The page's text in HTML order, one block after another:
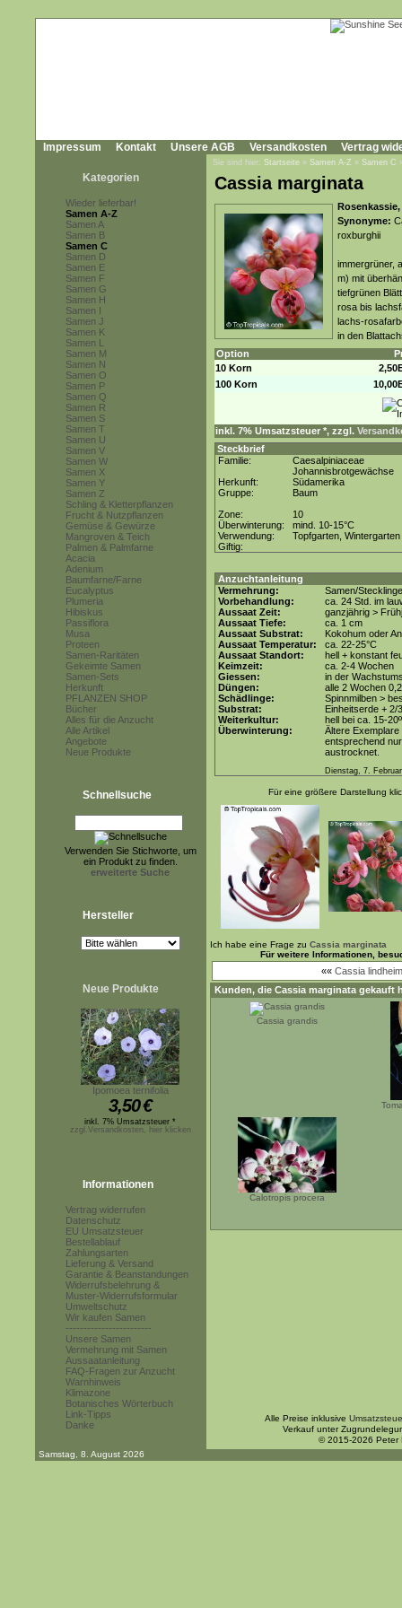
Impressum Kontakt Unsere AGB Versandkosten Vertrag
Kategorien
Wieder lieferbar!
Samen A-Z
Samen A
Samen B
Samen C
Samen D
Samen E
Samen F
Samen G
Samen H
Samen I
Samen J
Samen K
Samen L
Samen M
Samen N
Samen O
Samen P
Samen Q
Samen R
Samen S
Samen T
Samen U
Samen V
Samen W
Samen X
Samen Y
Samen Z
Schling & Kletterpflanzen
Frucht & Nutzpflanzen
Gemüse & Gewürze
Mangroven & Teich
Palmen & Palmfarne
Acacia
Adenium
Baumfarne/Farne
Eucalyptus
Plumeria
Hibiskus
Passiflora
Musa
Proteen
Samen-Raritäten
Gekeimte Samen
Samen-Sets
Herkunft
PFLANZEN SHOP
Bücher
Alles für die Anzucht
Alle Artikel
Angebote
Neue Produkte
Schnellsuche
Verwenden Sie Stichworte, um
ein Produkt zu finden.
erweiterte Suche
Hersteller
Neue Produkte
Ipomoea ternifolia
3,50€
inkl. 7% Umsatzsteuer *
zzgl.Versandkosten, hier klicken
Informationen
Vertrag widerrufen
Datenschutz
EU Umsatzsteuer
Bestellablauf
Zahlungsarten
Lieferung & Versand
Garantie & Beanstandungen
Widerrufsbelehrung &
Muster-Widerrufsformular
Umweltschutz
Wir kaufen Samen
------------------------
Unsere Samen
Vermehrung mit Samen
Aussaatanleitung
FAQ-Fragen zur Anzucht
Warnhinweis
Klimazone
Botanisches Wörterbuch
Link-Tipps
Danke
Sie sind hier: Startseite » Samen A-Z » Samen C
Cassia marginata
Synonyme:
roxburghii
immergrüner,
m) mit
tiefgrünen
rosa bis
lachs-
in den
Option
10 Korn
100 Korn
inkl. 7% Umsatzsteuer *, zzgl.
Steckbrief
Familie:
Caesalpiniaceae
Johannisbrotgewächse
Herkunft:
Südamerika
Gruppe:
Baum
Zone:
10
Überwinterung:
mind. 10-15°C
Verwendung:
Topfgarten, Wintergarten
Giftig:
Anzuchtanleitung
Vermehrung:
Samen/Stecklinge
Vorbehandlung:
ca. 24 Std. im
Aussaat Zeit:
ganzjährig >
Aussaat Tiefe:
ca. 1 cm
Aussaat Substrat:
Kokohum oder
Aussaat Temperatur:
ca. 22-25°C
Aussaat Standort:
hell + konstant
Keimzeit:
ca. 2-4 Wochen
Giessen:
in der
Düngen:
alle 2 Wochen
Schädlinge:
Spinnmilben >
Substrat:
Einheitserde + 2/
Weiterkultur:
hell bei ca. 15-
Überwinterung:
Ältere
entsprechend
austrocknet.
Dienstag, 7.
Für eine größere Darstellung
Ich habe eine Frage zu Cassia marginata
Für weitere Informationen,
«« Cassia
Kunden, die Cassia marginata gekauft
Cassia grandis
Calotropis procera
Alle Preise inklusive
Verkauf unter
© 2015-2026 Peter
Samstag, 8. August 2026